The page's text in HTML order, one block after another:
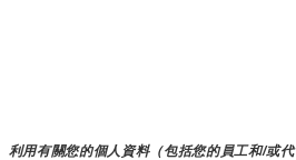
用有關您的個人資料（包括您的員工和/或代